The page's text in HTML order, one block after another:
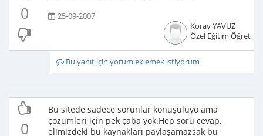
0
25-09-2007
Koray YAVUZ
Özel Eğitim
Bu yanıt için yorum eklemek istiyorum
0
Bu sitede sadece sorunlar konuşuluyo ama
çözümleri için pek çaba yok.Hep soru cevap,
elimizdeki bu kaynakları paylaşamazsak bu